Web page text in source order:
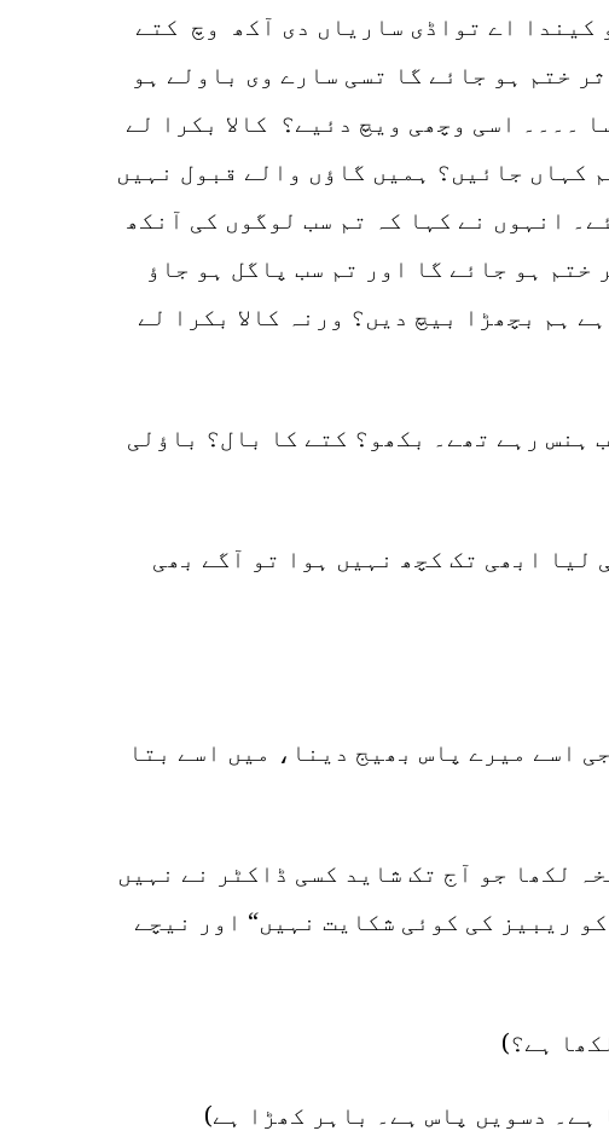
دم وی کرایا انوں 2500 رپیے وی دیتے۔ او کیندا اے تواڈی ساریاں دی آکھ وچ کتے
ختم ہو جائے گا تسی سارے وی باولے ہو
۔۔۔۔ اسی وچھی ویچ دئیے؟ کالا بکرا لے
کہاں جائیں؟ ہمیں گاؤں والے قبول نہیں
سرکار کو دم بھی کروایا، 2500 روپے بھی دیئے۔ انہوں نے کہا کہ تم سب لوگوں کی آنکھ
ہو جائے گا اور تم سب پاگل ہو جاؤ
ہم بچھڑا بیچ دیں؟ ورنہ کالا بکرا لے
ہنس رہے تھے۔ بکھو؟ کتے کا بال؟ باؤلی
لیا ابھی تک کچھ نہیں ہوا تو آگے بھی
اسے میرے پاس بھیج دینا، میں اسے بتا
لکھا جو آج تک شاید کسی ڈاکٹر نے نہیں
ریبیز کی کوئی شکایت نہیں“ اور نیچے
ہے؟)
ہے۔ دسویں پاس ہے۔ باہر کھڑا ہے)